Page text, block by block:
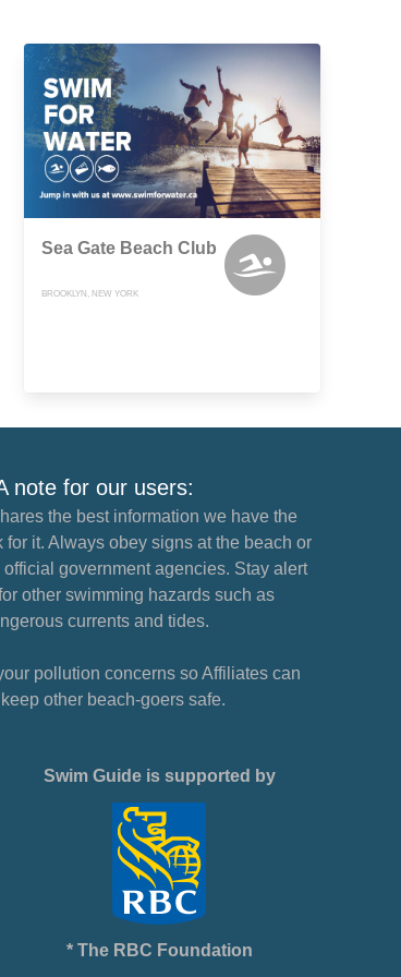
Sea Gate Beach Club
BROOKLYN, NEW YORK
note for our users:
the best information we have the
for it. Always obey signs at the beach or
government agencies. Stay alert
other swimming hazards such as
currents and tides.
pollution concerns so Affiliates can
other beach-goers safe.
Swim Guide is supported by
* The RBC Foundation